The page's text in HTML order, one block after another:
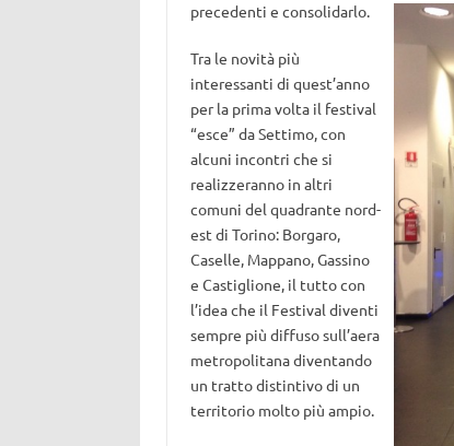
precedenti e consolidarlo.
Tra le novità più
interessanti di quest’anno
per la prima volta il festival
“esce” da Settimo, con
alcuni incontri che si
realizzeranno in altri
comuni del quadrante nord-
est di Torino: Borgaro,
Caselle, Mappano, Gassino
e Castiglione, il tutto con
l’idea che il Festival diventi
sempre più diffuso sull’aera
metropolitana diventando
un tratto distintivo di un
territorio molto più ampio.